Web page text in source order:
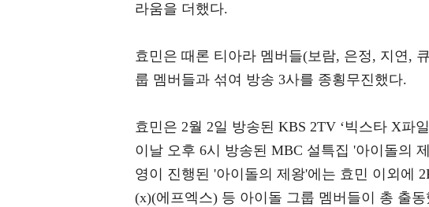
라움을 더했다.
효민은 때론 티아라 멤버들(보람, 은정, 지연,
룹 멤버들과 섞여 방송 3사를 종횡무진했다.
효민은 2월 2일 방송된 KBS 2TV ‘빅스타 X파
이날 오후 6시 방송된 MBC 설특집 '아이돌의
영이 진행된 '아이돌의 제왕'에는 효민 이외에
(x)(에프엑스) 등 아이돌 그룹 멤버들이 총 출